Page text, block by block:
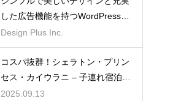
した広告機能を持つWordPressテ
ーマ「muum」
Design Plus Inc.
コスパ抜群！シェラトン・プリン
セス・カイウラニ – 子連れ宿泊記
（2025年7月）
2025.09.13